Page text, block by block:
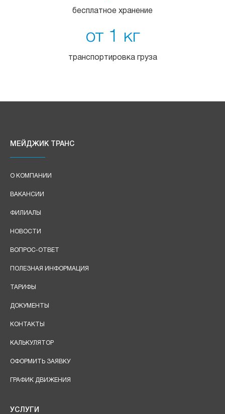
бесплатное хранение
от 1 кг
транспортировка груза
МЕЙДЖИК ТРАНС
О КОМПАНИИ
ВАКАНСИИ
ФИЛИАЛЫ
НОВОСТИ
ВОПРОС-ОТВЕТ
ПОЛЕЗНАЯ ИНФОРМАЦИЯ
ТАРИФЫ
ДОКУМЕНТЫ
КОНТАКТЫ
КАЛЬКУЛЯТОР
ОФОРМИТЬ ЗАЯВКУ
ГРАФИК ДВИЖЕНИЯ
УСЛУГИ